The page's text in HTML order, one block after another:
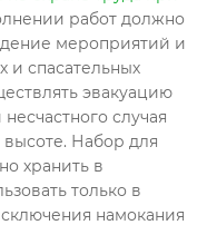
работ должно
мероприятий и
и спасательных
эвакуацию
случая
Набор для
хранить в
только в
намокания